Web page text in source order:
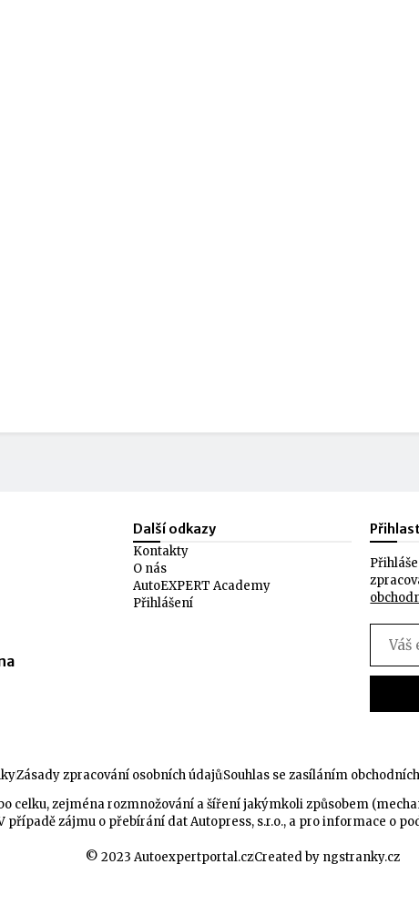
Další odkazy
Kontakty
O nás
AutoEXPERT Academy
Přihlášení
Zásady zpracování osobních údajůSouhlas se zasíláním
celku, zejména rozmnožování a šíření jakýmkoli způsobem
případě zájmu o přebírání dat Autopress, s.r.o., a pro informace o
© 2023 Autoexpertportal.czCreated by ngstranky.cz